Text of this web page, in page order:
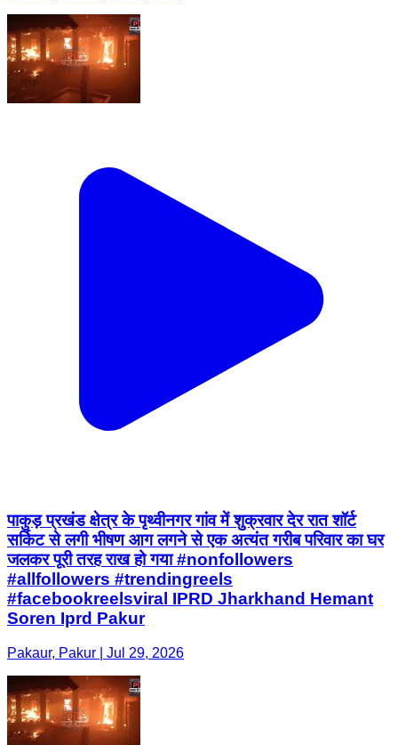
पाकुड़ प्रखंड क्षेत्र के पृथ्वीनगर गांव में शुक्रवार देर रात शॉर्ट
सर्किट से लगी भीषण आग लगने से एक अत्यंत गरीब परिवार का घर
जलकर पूरी तरह राख हो गया #nonfollowers
#allfollowers #trendingreels
#facebookreelsviral IPRD Jharkhand Hemant
Soren Iprd Pakur
Pakaur, Pakur | Jul 29, 2026